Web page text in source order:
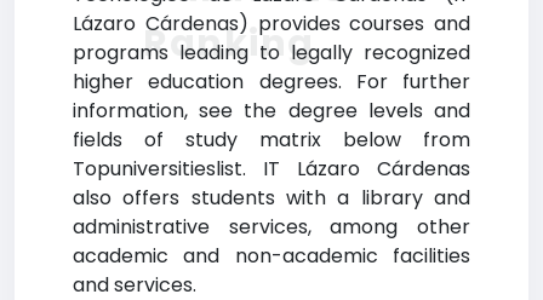
Lázaro Cárdenas) provides courses and
programs leading to legally recognized
higher education degrees. For further
information, see the degree levels and
fields of study matrix below from
Topuniversitieslist. IT Lázaro Cárdenas
also offers students with a library and
administrative services, among other
academic and non-academic facilities
and services.
Ranking